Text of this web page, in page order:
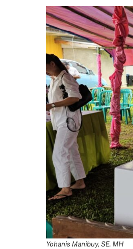
Yohanis Manibuy, SE. MH